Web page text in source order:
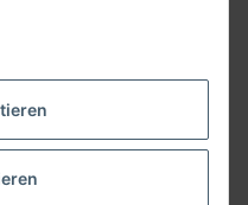
( B2B Shop )